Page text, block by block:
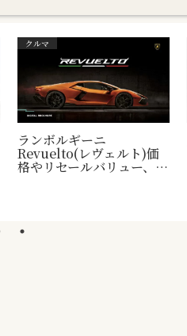
クルマ
ランボルギーニ
Revuelto(レヴェルト)価
格やリセールバリュー、納